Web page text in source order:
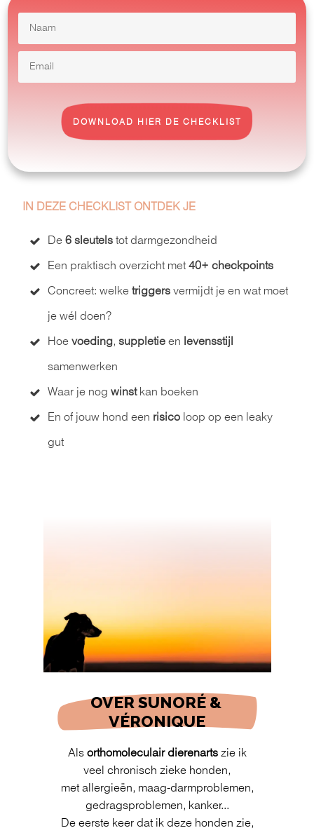
DOWNLOAD HIER DE CHECKLIST
IN DEZE CHECKLIST ONTDEK JE
De 6 sleutels tot darmgezondheid
Een praktisch overzicht met 40+ checkpoints
Concreet: welke triggers vermijdt je en wat moet
je wél doen?
Hoe voeding, suppletie en levensstijl
samenwerken
Waar je nog winst kan boeken
En of jouw hond een risico loop op een leaky
gut
OVER SUNORÉ &
VÉRONIQUE
Als orthomoleculair dierenartszie ik
veel chronisch zieke honden,
met allergieën, maag-darmproblemen,
gedragsproblemen, kanker...
De eerste keer dat ik deze honden zie,